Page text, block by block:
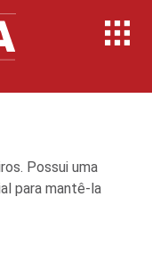
Possui uma
para mantê-la